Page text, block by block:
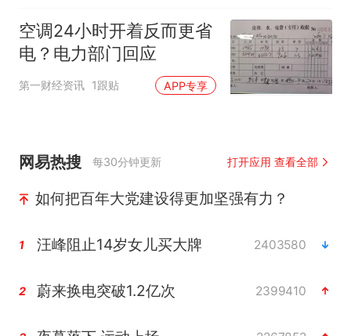
空调24小时开着反而更省
电？电力部门回应
第一财经资讯 1跟贴 APP专享
网易热搜 每30分钟更新 打开应用 查看全部
如何把百年大党建设得更加坚强有力？
1 汪峰阻止14岁女儿买大牌 2403580
2 蔚来换电突破1.2亿次 2399410